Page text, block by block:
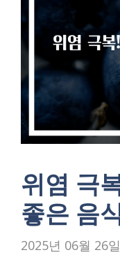
위염 극
좋은 음
2025년 06월 26일